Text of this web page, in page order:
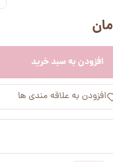
افزودن به سبد خرید
افزودن به علاقه مندی ها